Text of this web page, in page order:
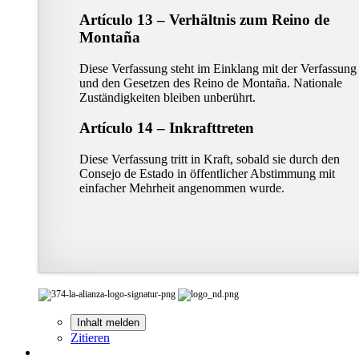
Artículo 13 – Verhältnis zum Reino de
Montaña
Diese Verfassung steht im Einklang mit der Verfassung
und den Gesetzen des Reino de Montaña. Nationale
Zuständigkeiten bleiben unberührt.
Artículo 14 – Inkrafttreten
Diese Verfassung tritt in Kraft, sobald sie durch den
Consejo de Estado in öffentlicher Abstimmung mit
einfacher Mehrheit angenommen wurde.
Inhalt melden
Zitieren